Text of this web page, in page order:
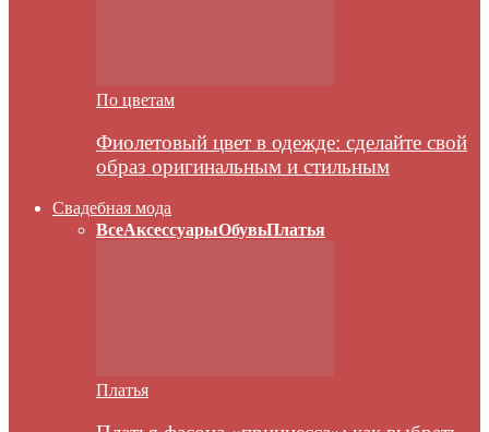
По цветам
Фиолетовый цвет в одежде: сделайте свой
образ оригинальным и стильным
Свадебная мода
ВсеАксессуарыОбувьПлатья
Платья